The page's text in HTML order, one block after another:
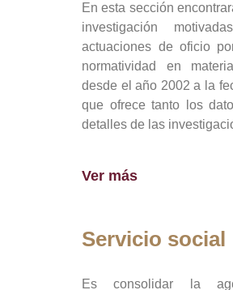
En esta sección
investigación
actuaciones de oficio
normatividad en
desde el año 2002 a la
que ofrece tanto los
detalles de las
Ver más
Servicio social
Es consolidar la